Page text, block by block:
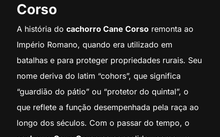
Corso
A história do cachorro Cane Corsoremonta ao
Império Romano, quando era utilizado em
batalhas e para proteger propriedades rurais. Seu
nome deriva do latim “cohors”, que significa
“guardião do pátio” ou “protetor do quintal”, o
que reflete a função desempenhada pela raça ao
longo dos séculos. Com o passar do tempo, o